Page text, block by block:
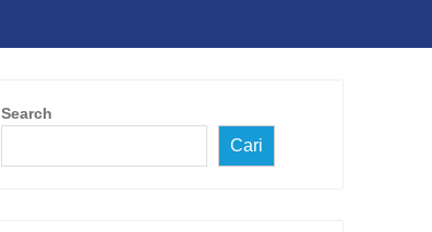
Search
Cari